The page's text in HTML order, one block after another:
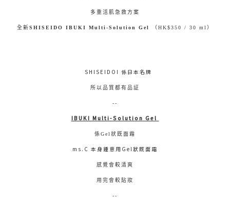
多重活肌急救方案
全新SHISEIDO IBUKI Multi-Solution Gel （HK$350 / 30 ml）
SHISEIDOI 係日本名牌
所以品質都有品証
--
IBUKI Multi-Solution Gel
係Gel狀既面霜
ms.C 本身鍾意用Gel狀既面霜
感覺會較清爽
用完會較貼妝
--